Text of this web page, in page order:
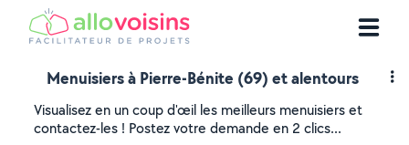
Menuisiers à Pierre-Bénite (69) et alentours
Visualisez en un coup d'œil les meilleurs menuisiers et
contactez-les ! Postez votre demande en 2 clics...